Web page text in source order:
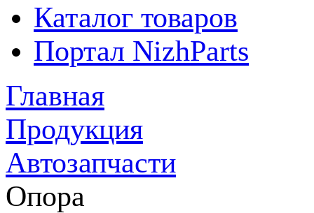
Каталог товаров
Портал NizhParts
Главная
Продукция
Автозапчасти
Опора